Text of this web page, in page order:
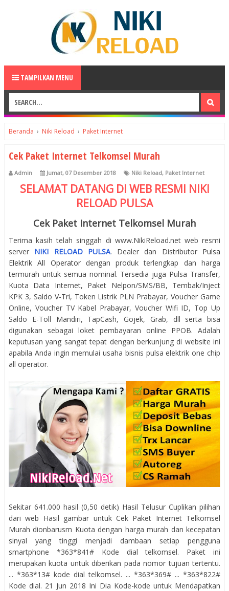
TAMPILKAN MENU
Beranda › Niki Reload › Paket Internet
Cek Paket Internet Telkomsel Murah
Admin Jumat, 07 Desember 2018 Niki Reload, Paket Internet
SELAMAT DATANG DI WEB RESMI NIKI
RELOAD PULSA
Cek Paket Internet Telkomsel Murah
Terima kasih telah singgah di www.NikiReload.net web resmi
server NIKI RELOAD PULSA. Dealer dan Distributor Pulsa
Elektrik All Operatordengan produk terlengkap dan harga
termurah untuk semua nominal. Tersedia juga Pulsa Transfer,
Kuota Data Internet, Paket Nelpon/SMS/BB, Tembak/Inject
KPK 3, Saldo V-Tri, Token Listrik PLN Prabayar, Voucher Game
Online, Voucher TV Kabel Prabayar, Voucher Wifi ID, Top Up
Saldo E-Toll Mandiri, TapCash, Gojek, Grab, dll serta bisa
digunakan sebagai loket pembayaran online PPOB. Adalah
keputusan yang sangat tepat dengan berkunjung di website ini
apabila Anda ingin memulai usaha bisnis pulsa elektrik one chip
all operator.
Sekitar 641.000 hasil (0,50 detik) Hasil Telusur Cuplikan pilihan
dari web Hasil gambar untuk Cek Paket Internet Telkomsel
Murah dionbarusm Kuota dengan harga murah dan kecepatan
sinyal yang tinggi menjadi dambaan setiap pengguna
smartphone *363*841# Kode dial telkomsel. Paket ini
merupakan kuota untuk diberikan pada nomor tujuan tertentu.
... *363*13# kode dial telkomsel. ... *363*369# ... *363*822#
Kode dial. 21 Jun 2018 Ini Dia Kode-kode untuk Mendapatkan